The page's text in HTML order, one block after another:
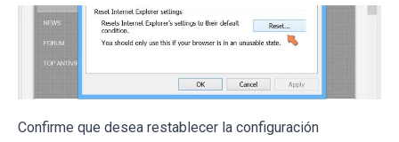
Confirme que desea restablecer la configuración